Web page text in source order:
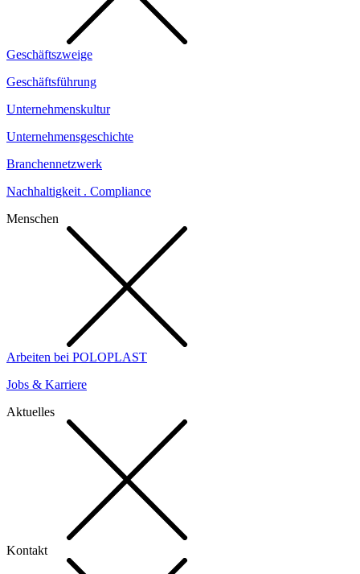
Geschäftszweige
Geschäftsführung
Unternehmenskultur
Unternehmensgeschichte
Branchennetzwerk
Nachhaltigkeit . Compliance
Menschen
Arbeiten bei POLOPLAST
Jobs & Karriere
Aktuelles
Kontakt